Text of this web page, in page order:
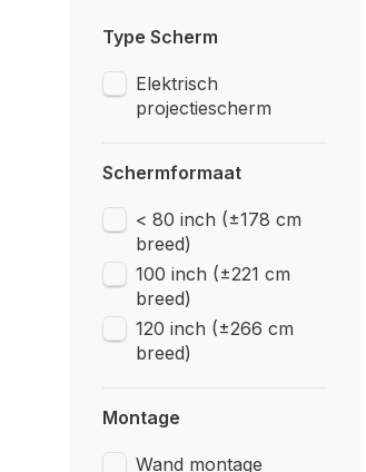
Type Scherm
Elektrisch
projectiescherm
Schermformaat
< 80 inch (±178 cm
breed)
100 inch (±221 cm
breed)
120 inch (±266 cm
breed)
Montage
Wand montage